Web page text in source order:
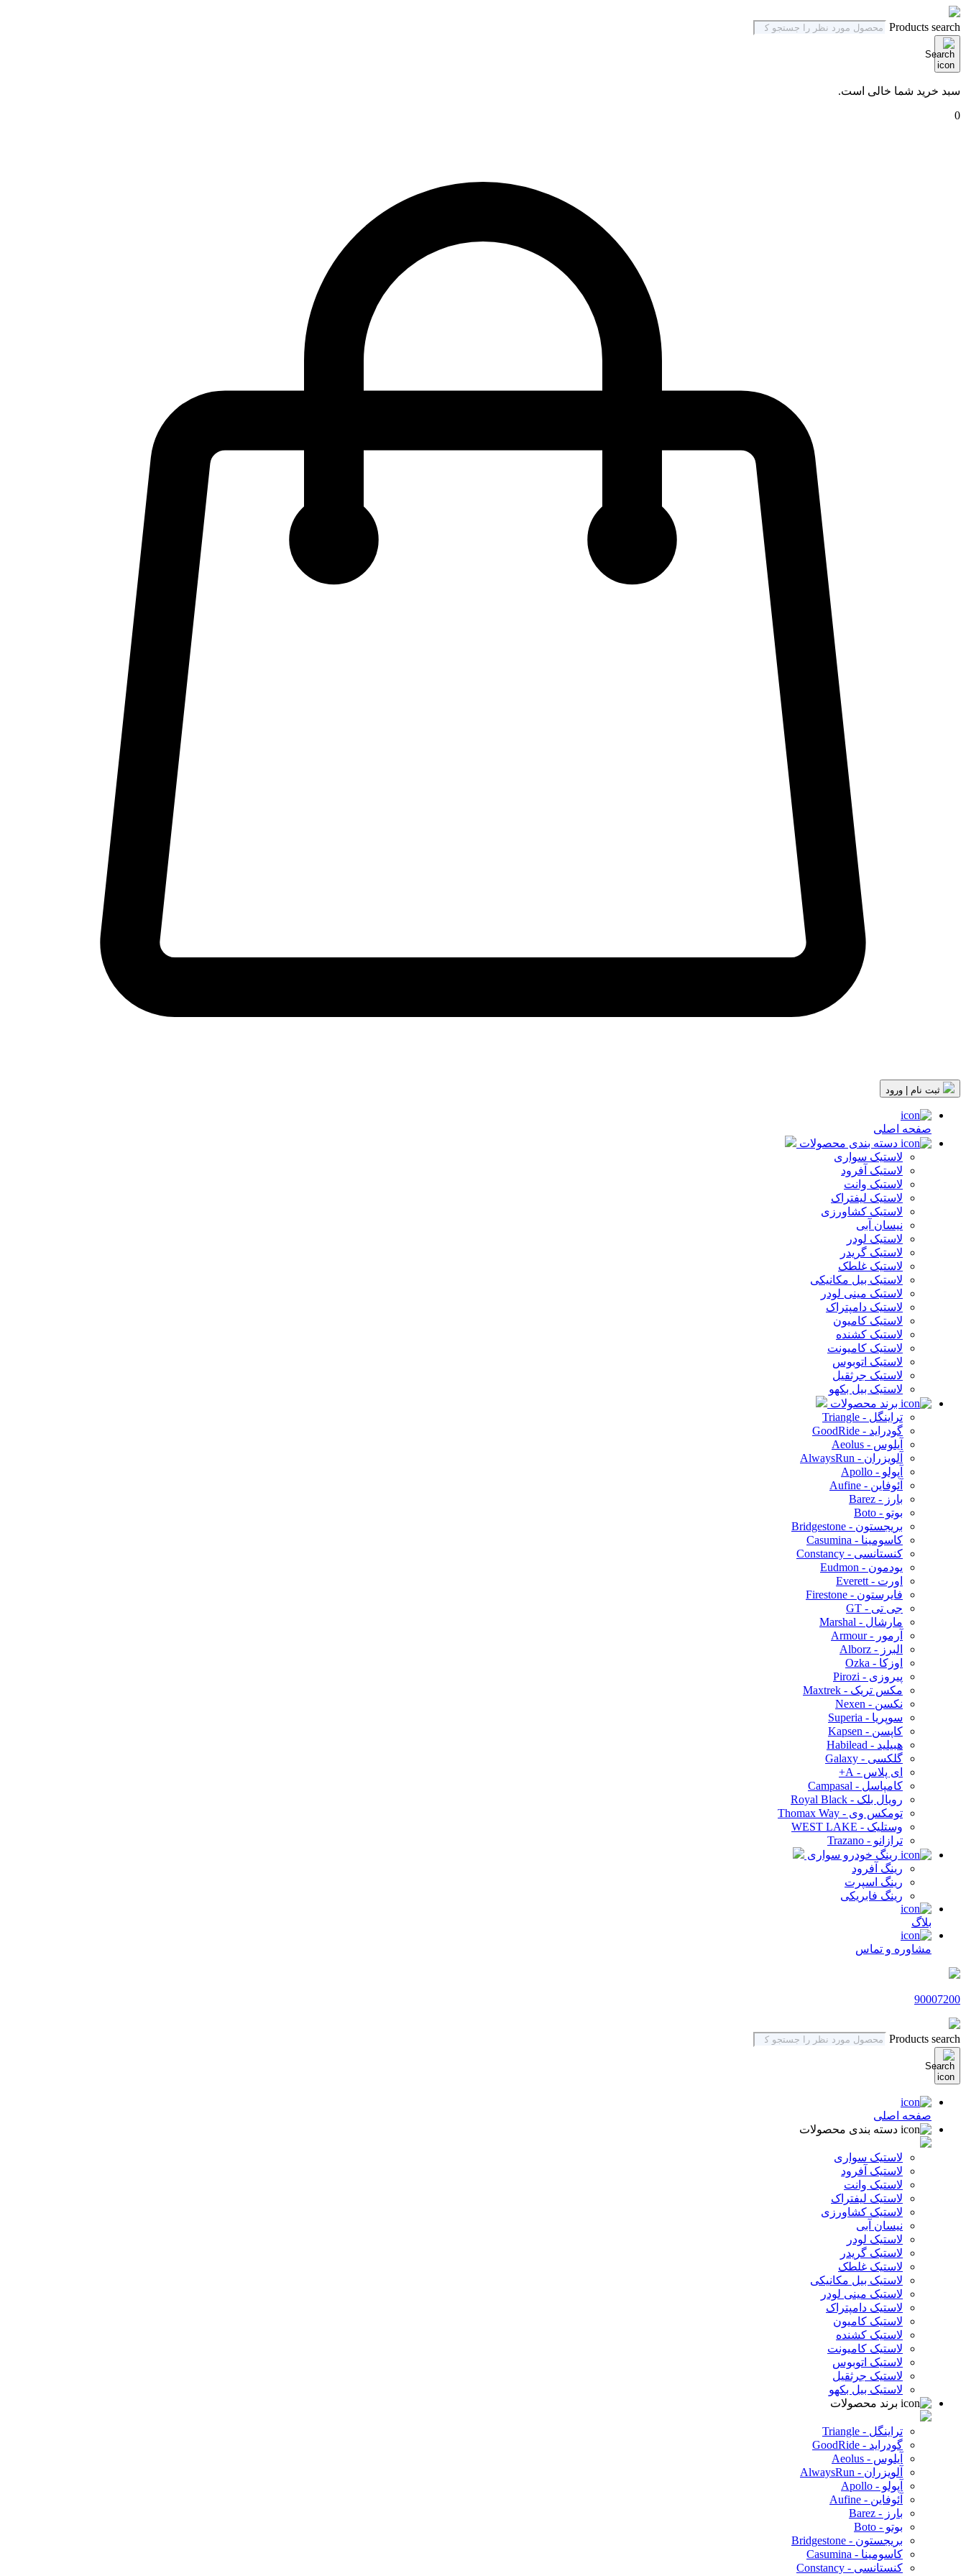
Products search
سبد خرید شما خالی است.
0
صفحه اصلی
دسته بندی محصولات
لاستیک سواری
لاستیک آفرود
لاستیک وانت
لاستیک لیفتراک
لاستیک کشاورزی
نیسان آبی
لاستیک لودر
لاستیک گریدر
لاستیک غلطک
لاستیک بیل مکانیکی
لاستیک مینی لودر
لاستیک دامپتراک
لاستیک کامیون
لاستیک کشنده
لاستیک کامیونت
لاستیک اتوبوس
لاستیک جرثقیل
لاستیک بیل بکهو
برند محصولات
تراینگل - Triangle
گودراید - GoodRide
آیلوس - Aeolus
آلویزران - AlwaysRun
آپولو - Apollo
آئوفاین - Aufine
بارز - Barez
بوتو - Boto
بریجستون - Bridgestone
کاسومینا - Casumina
کنستانسی - Constancy
یودمون - Eudmon
اورت - Everett
فایرستون - Firestone
جی تی - GT
مارشال - Marshal
آرمور - Armour
البرز - Alborz
اوزکا - Ozka
پیروزی - Pirozi
مکس تریک - Maxtrek
نکسن - Nexen
سوپریا - Superia
کاپسن - Kapsen
هبیلید - Habilead
گلکسی - Galaxy
ای پلاس - A+
کامپاسل - Campasal
رویال بلک - Royal Black
تومکس وی - Thomax Way
وستلیک - WEST LAKE
ترازانو - Trazano
رینگ خودرو سواری
رینگ آفرود
رینگ اسپرت
رینگ فابریکی
بلاگ
مشاوره و تماس
90007200
Products search
صفحه اصلی
دسته بندی محصولات
لاستیک سواری
لاستیک آفرود
لاستیک وانت
لاستیک لیفتراک
لاستیک کشاورزی
نیسان آبی
لاستیک لودر
لاستیک گریدر
لاستیک غلطک
لاستیک بیل مکانیکی
لاستیک مینی لودر
لاستیک دامپتراک
لاستیک کامیون
لاستیک کشنده
لاستیک کامیونت
لاستیک اتوبوس
لاستیک جرثقیل
لاستیک بیل بکهو
برند محصولات
تراینگل - Triangle
گودراید - GoodRide
آیلوس - Aeolus
آلویزران - AlwaysRun
آپولو - Apollo
آئوفاین - Aufine
بارز - Barez
بوتو - Boto
بریجستون - Bridgestone
کاسومینا - Casumina
کنستانسی - Constancy